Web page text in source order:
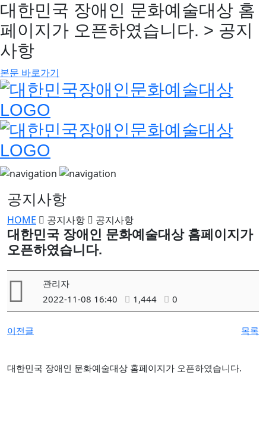
대한민국 장애인 문화예술대상 홈
페이지가 오픈하였습니다. > 공지
사항
본문 바로가기
공지사항
HOME 공지사항 공지사항
대한민국 장애인 문화예술대상 홈페이지가
오픈하였습니다.
관리자
2022-11-08 16:40
1,444 0
이전글 목록
대한민국 장애인 문화예술대상 홈페이지가 오픈하였습니다.